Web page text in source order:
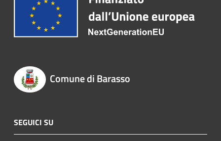
Comune di Barasso
SEGUICI SU